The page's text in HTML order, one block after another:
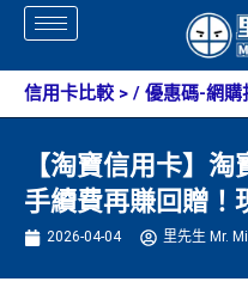
Skip
content
信用卡比較 > / 優惠碼-網購
【淘寶信用卡】
手續費再賺回贈！
2026-04-04 里先生 Mr.